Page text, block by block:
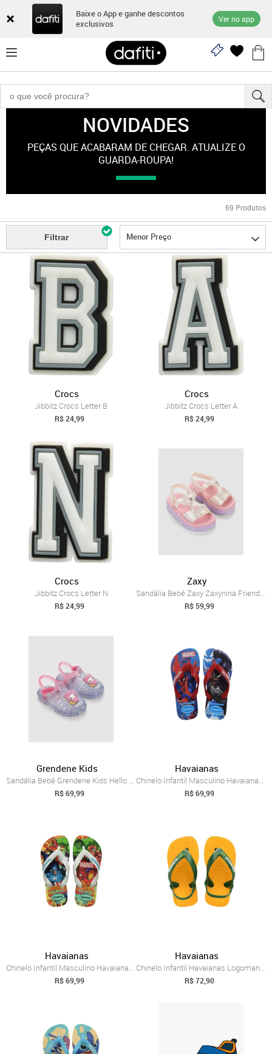
Baixe o App e ganhe descontos
exclusivos
Ver no app
NOVIDADES
PEÇAS QUE ACABARAM DE CHEGAR. ATUALIZE O
GUARDA-ROUPA!
69 Produtos
Filtrar Menor Preço
Crocs
Jibbitz Crocs Letter B
R$ 24,99
Crocs
Jibbitz Crocs Letter A
R$ 24,99
Crocs
Jibbitz Crocs Letter N
R$ 24,99
Zaxy
Sandália Bebê Zaxy Zaxynina Friend Incolor
R$ 59,99
Grendene Kids
Sandália Bebê Grendene Kids Hello Kitty Incolor
R$ 69,99
Havaianas
Chinelo Infantil Masculino Havaianas Top...
R$ 69,99
Havaianas
Chinelo Infantil Masculino Havaianas Top...
R$ 69,99
Havaianas
Chinelo Infantil Havaianas Logomania Ama...
R$ 72,90